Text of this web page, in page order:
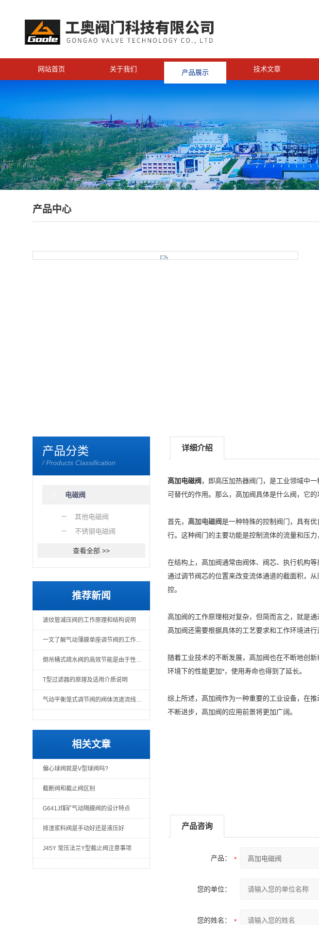
网站首页 关于我们 产品展示 技术文章
产品中心
< >
产品分类
/ Products Classification
电磁阀
其他电磁阀
不锈钢电磁阀
查看全部 >>
推荐新闻
波纹管减压阀的工作原理和结构说明
一文了解气动薄膜单座调节阀的工作原理
倒吊桶式疏水阀的高效节能是由于性能可靠
T型过滤器的原理及适用介质说明
气动平衡笼式调节阀的阀体流道流线形好
相关文章
偏心球阀就是V型球阀吗?
截断阀和截止阀区别
G641J煤矿气动隔膜阀的设计特点
排渣浆料阀是手动好还是液压好
J45Y 常压法兰Y型截止阀注意事项
详细介绍
高加电磁阀 ，即高压加热器阀门，是工业领域中
可替代的作用。那么，高加阀具体是什么阀，它的
首先，高加电磁阀是一种特殊的控制阀门，具有优
行。这种阀门的主要功能是控制流体的流量和压力
在结构上，高加阀通常由阀体、阀芯、执行机构
通过调节阀芯的位置来改变流体通道的截面积，
控。
高加阀的工作原理相对复杂，但简而言之，就是
高加阀还需要根据具体的工艺要求和工作环境进
随着工业技术的不断发展，高加阀也在不断地创
环境下的性能更加*，使用寿命也得到了延长。
综上所述，高加阀作为一种重要的工业设备，在
不断进步，高加阀的应用前景将更加广阔。
产品咨询
产品：
您的单位：
您的姓名：